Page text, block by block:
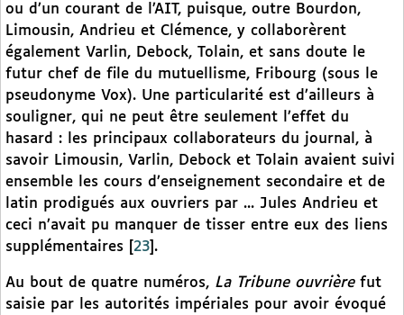
ou d’un courant de l’AIT, puisque, outre Bourdon,
Limousin, Andrieu et Clémence, y collaborèrent
également Varlin, Debock, Tolain, et sans doute le
futur chef de file du mutuellisme, Fribourg (sous le
pseudonyme Vox). Une particularité est d’ailleurs à
souligner, qui ne peut être seulement l’effet du
hasard : les principaux collaborateurs du journal, à
savoir Limousin, Varlin, Debock et Tolain avaient suivi
ensemble les cours d’enseignement secondaire et de
latin prodigués aux ouvriers par ... Jules Andrieu et
ceci n’avait pu manquer de tisser entre eux des liens
supplémentaires
23 .
Au bout de quatre numéros, La Tribune ouvrièrefut
saisie par les autorités impériales pour avoir évoqué